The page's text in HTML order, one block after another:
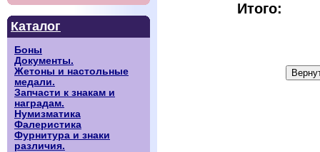
Каталог
Боны
Документы.
Жетоны и настольные
медали.
Запчасти к знакам и
наградам.
Нумизматика
Фалеристика
Фурнитура и знаки
различия.
Итого: